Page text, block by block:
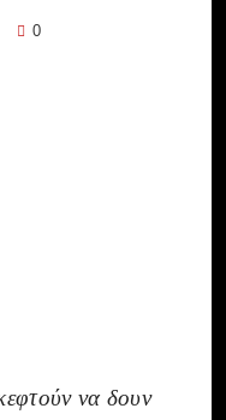
0
να δουν